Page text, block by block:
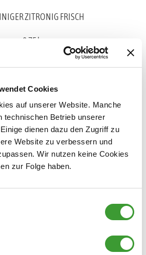
Cookies
auf unserer Website. Manche
technischen Betrieb unserer
dienen dazu den Zugriff zu
Website zu verbessern und
Wir nutzen keine Cookies
zur Folge haben.
ZITRONIG FRISCH
0,75 l
BAD REINIGER
0,5 l